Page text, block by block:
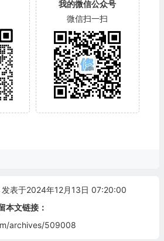
我的微信公众号
微信扫一扫
发表于2024年12月13日 07:20:00
本文链接：
archives/509008